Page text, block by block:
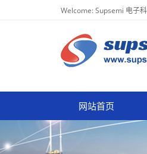
Welcome: Supsemi 电子
网站首页